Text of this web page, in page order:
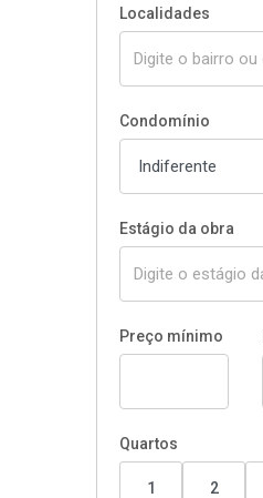
Localidades
Condomínio
Estágio da obra
Preço mínimo
Quartos
1 2